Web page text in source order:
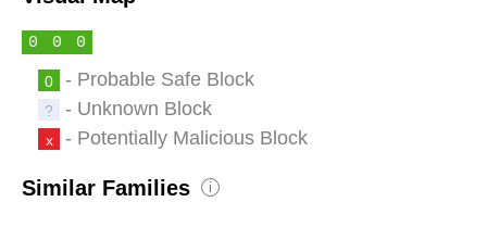
0 0 0
0 - Probable Safe Block
? - Unknown Block
x - Potentially Malicious Block
Similar Families i